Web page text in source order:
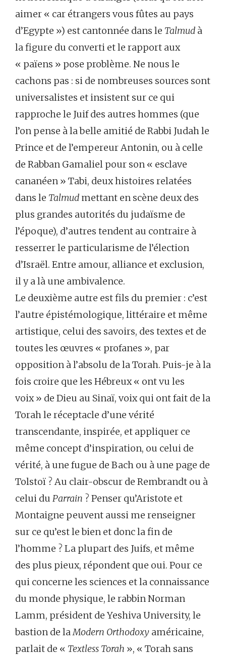
aimer « car étrangers vous fûtes au pays
d’Egypte ») est cantonnée dans le Talmud à
la figure du converti et le rapport aux
« païens » pose problème. Ne nous le
cachons pas : si de nombreuses sources sont
universalistes et insistent sur ce qui
rapproche le Juif des autres hommes (que
l’on pense à la belle amitié de Rabbi Judah le
Prince et de l’empereur Antonin, ou à celle
de Rabban Gamaliel pour son « esclave
cananéen » Tabi, deux histoires relatées
dans le Talmud mettant en scène deux des
plus grandes autorités du judaïsme de
l’époque), d’autres tendent au contraire à
resserrer le particularisme de l’élection
d’Israël. Entre amour, alliance et exclusion,
il y a là une ambivalence.
Le deuxième autre est fils du premier : c’est
l’autre épistémologique, littéraire et même
artistique, celui des savoirs, des textes et de
toutes les œuvres « profanes », par
opposition à l’absolu de la Torah. Puis-je à la
fois croire que les Hébreux « ont vu les
voix » de Dieu au Sinaï, voix qui ont fait de la
Torah le réceptacle d’une vérité
transcendante, inspirée, et appliquer ce
même concept d’inspiration, ou celui de
vérité, à une fugue de Bach ou à une page de
Tolstoï ? Au clair-obscur de Rembrandt ou à
celui du Parrain ? Penser qu’Aristote et
Montaigne peuvent aussi me renseigner
sur ce qu’est le bien et donc la fin de
l’homme ? La plupart des Juifs, et même
des plus pieux, répondent que oui. Pour ce
qui concerne les sciences et la connaissance
du monde physique, le rabbin Norman
Lamm, président de Yeshiva University, le
bastion de laModern Orthodoxy américaine,
parlait de « Textless Torah », « Torah sans